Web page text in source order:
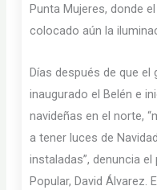
Punta Mujeres, donde
colocado aún la
Días después de que el
inaugurado el Belén e
navideñas en el norte,
a tener luces de
instaladas”, denuncia
Popular, David Álvarez.